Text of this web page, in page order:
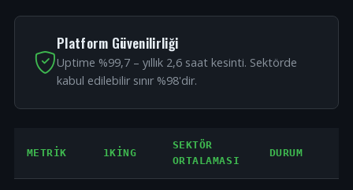
Platform Güvenilirliği
Uptime %99,7 – yıllık 2,6 saat kesinti. Sektörde
kabul edilebilir sınır %98'dir.
METRIK 1KING
SEKTÖR
ORTALAMASI
DURUM